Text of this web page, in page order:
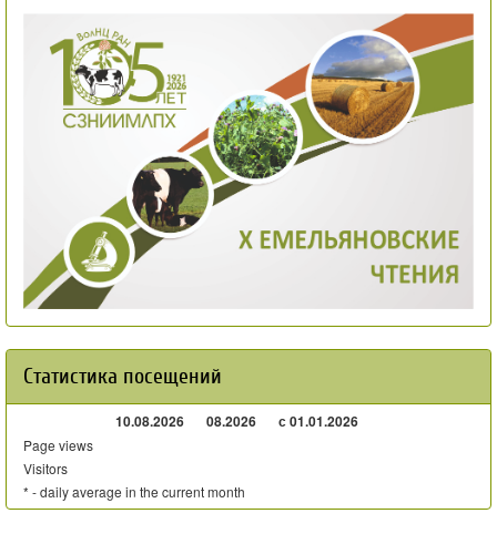
Статистика посещений
10.08.2026 08.2026 с 01.01.2026
Page views
Visitors
* - daily average in the current month